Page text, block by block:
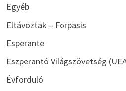
Egyéb
Eltávoztak – Forpasis
Esperante
Eszperantó Világszövetség
Évforduló